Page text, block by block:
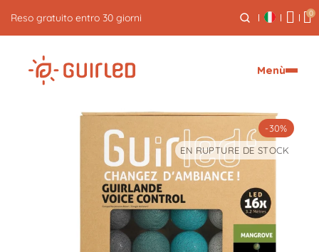
Reso gratuito entro 30 giorni 0
Menù
-30%
EN RUPTURE DE STOCK